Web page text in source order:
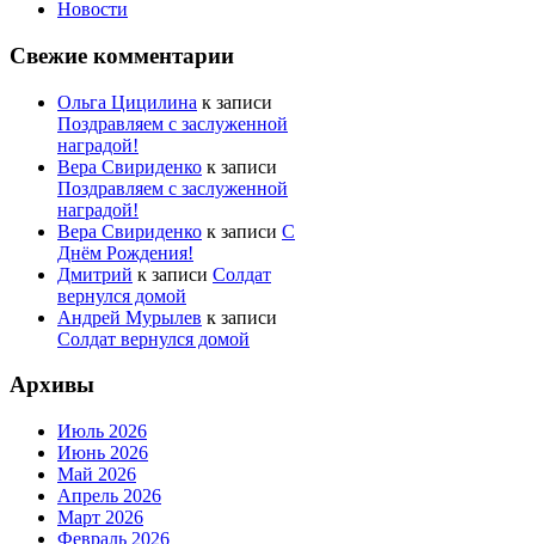
Новости
Свежие комментарии
Ольга Цицилина к записи
Поздравляем с заслуженной
наградой!
Вера Свириденко к записи
Поздравляем с заслуженной
наградой!
Вера Свириденко к записи С
Днём Рождения!
Дмитрий к записи Солдат
вернулся домой
Андрей Мурылев к записи
Солдат вернулся домой
Архивы
Июль 2026
Июнь 2026
Май 2026
Апрель 2026
Март 2026
Февраль 2026